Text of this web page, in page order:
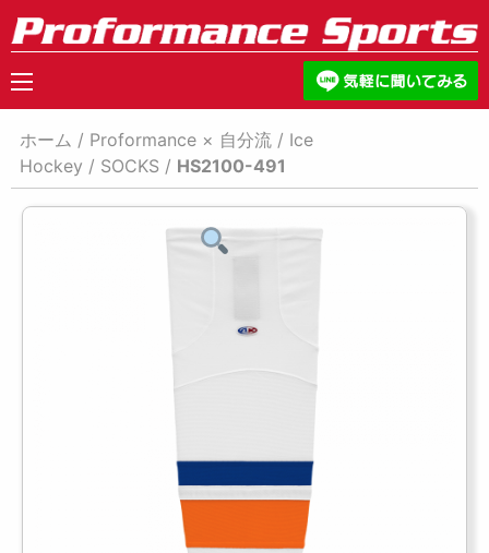
ホーム / Proformance × 自分流 / Ice
Hockey / SOCKS / HS2100-491